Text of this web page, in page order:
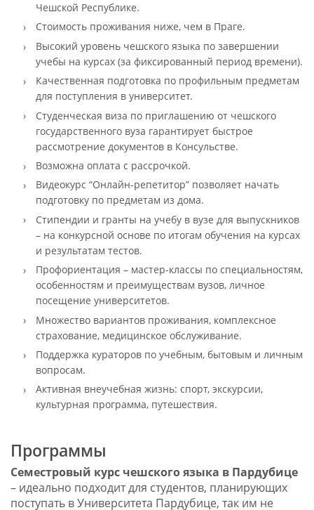
Чешской Республике.
Стоимость проживания ниже, чем в Праге.
Высокий уровень чешского языка по завершении
учебы на курсах (за фиксированный период времени).
Качественная подготовка по профильным предметам
для поступления в университет.
Студенческая виза по приглашению от чешского
государственного вуза гарантирует быстрое
рассмотрение документов в Консульстве.
Возможна оплата с рассрочкой.
Видеокурс “Онлайн-репетитор” позволяет начать
подготовку по предметам из дома.
Стипендии и гранты на учебу в вузе для выпускников
– на конкурсной основе по итогам обучения на курсах
и результатам тестов.
Профориентация – мастер-классы по специальностям,
особенностям и преимуществам вузов, личное
посещение университетов.
Множество вариантов проживания, комплексное
страхование, медицинское обслуживание.
Поддержка кураторов по учебным, бытовым и личным
вопросам.
Активная внеучебная жизнь: спорт, экскурсии,
культурная программа, путешествия.
Программы
Семестровый курс чешского языка в Пардубице
– идеально подходит для студентов, планирующих
поступать в Университета Пардубице, так им не